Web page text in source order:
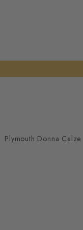
Plymouth Donna Calze